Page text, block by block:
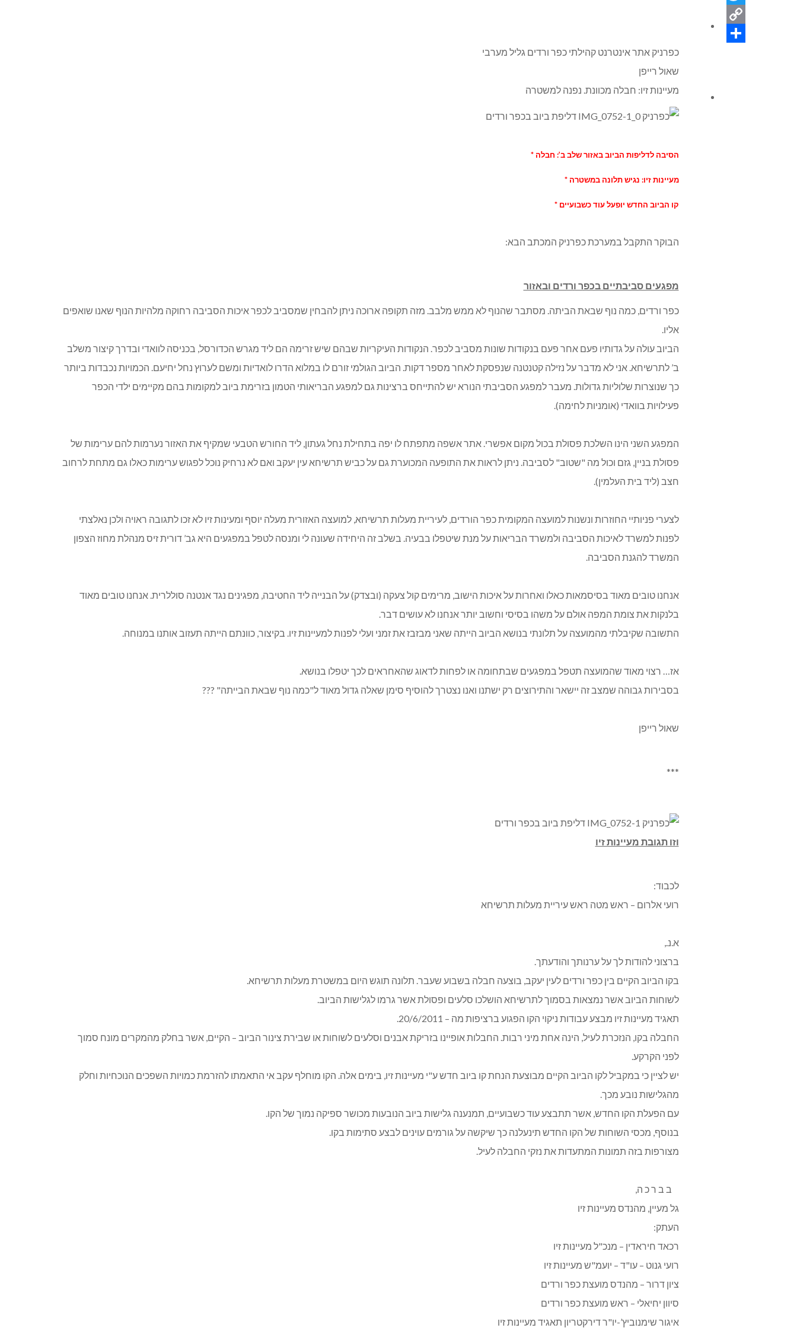
צור קשר
Twitter
Copy
כפרניק אתר אינטרנט קהילתי כפר ורדים גליל מערבי
שאול רייפן
מעיינות זיו: חבלה מכוונת. נפנה למשטרה
הסיבה לדליפות הביוב באזור שלב ב’: חבלה *
מעיינות זיו: נגיש תלונה במשטרה *
קו הביוב החדש יופעל עוד כשבועיים *
הבוקר התקבל במערכת כפרניק המכתב הבא:
מפגעים סביבתיים בכפר ורדים ובאזור
כפר ורדים, כמה נוף שבאת הביתה. מסתבר שהנוף לא ממש מלבב. מזה תקופה ארוכה ניתן להבחין שמסביב לכפר איכות הסביבה רחוקה מלהיות הנוף שאנו שואפים
אליו.
הביוב עולה על גדותיו פעם אחר פעם בנקודות שונות מסביב לכפר. הנקודות העיקריות שבהם שיש זרימה הם ליד מגרש הכדורסל, בכניסה לוואדי ובדרך קיצור משלב
ב’ לתרשיחא. אני לא מדבר על נזילה קטנטנה שנפסקת לאחר מספר דקות. הביוב הגולמי זורם לו במלוא הדרו לואדיות ומשם לערוץ נחל יחיעם. הכמויות נכבדות ביותר
כך שנוצרות שלוליות גדולות. מעבר למפגע הסביבתי הנורא יש להתייחס ברצינות גם למפגע הבריאותי הטמון בזרימת ביוב למקומות בהם מקיימים ילדי הכפר
פעילויות בוואדי (אומניות לחימה).
המפגע השני הינו השלכת פסולת בכול מקום אפשרי. אתר אשפה מתפתח לו יפה בתחילת נחל געתון, ליד החורש הטבעי שמקיף את האזור נערמות להם ערימות של
פסולת בניין, גזם וכול מה "שטוב" לסביבה. ניתן לראות את התופעה המכוערת גם על כביש תרשיחא עין יעקב ואם לא נרחיק נוכל לפגוש ערימות כאלו גם מתחת לרחוב
חצב (ליד בית העלמין).
לצערי פניותיי החוזרות ונשנות למועצה המקומית כפר הורדים, לעיריית מעלות תרשיחא, למועצה האזורית מעלה יוסף ומעינות זיו לא זכו לתגובה ראויה ולכן נאלצתי
לפנות למשרד לאיכות הסביבה ולמשרד הבריאות על מנת שיטפלו בבעיה. בשלב זה היחידה שעונה לי ומנסה לטפל במפגעים היא גב’ דורית זיס מנהלת מחוז הצפון
המשרד להגנת הסביבה.
אנחנו טובים מאוד בסיסמאות כאלו ואחרות על איכות הישוב, מרימים קול צעקה (ובצדק) על הבנייה ליד החטיבה, מפגינים נגד אנטנה סוללרית. אנחנו טובים מאוד
בלנקות את צומת המפה אולם על משהו בסיסי וחשוב יותר אנחנו לא עושים דבר.
התשובה שקיבלתי מהמועצה על תלונתי בנושא הביוב הייתה שאני מבזבז את זמני ועלי לפנות למעיינות זיו. בקיצור, כוונתם הייתה תעזוב אותנו במנוחה.
אז… רצוי מאוד שהמועצה תטפל במפגעים שבתחומה או לפחות לדאוג שהאחראים לכך יטפלו בנושא.
בסבירות גבוהה שמצב זה יישאר והתירוצים רק ישתנו ואנו נצטרך להוסיף סימן שאלה גדול מאוד ל"כמה נוף שבאת הבייתה" ???
שאול רייפן
***
וזו תגובת מעיינות זיו
לכבוד:
רועי אלרום – ראש מטה ראש עיריית מעלות תרשיחא
א.נ.,
ברצוני להודות לך על ערנותך והודעתך.
בקו הביוב הקיים בין כפר ורדים לעין יעקב, בוצעה חבלה בשבוע שעבר. תלונה תוגש היום במשטרת מעלות תרשיחא.
לשוחות הביוב אשר נמצאות בסמוך לתרשיחא הושלכו סלעים ופסולת אשר גרמו לגלישות הביוב.
תאגיד מעיינות זיו מבצע עבודות ניקוי הקו הפגוע ברציפות מה – 20/6/2011.
החבלה בקו, הנזכרת לעיל, הינה אחת מיני רבות. החבלות אופיינו בזריקת אבנים וסלעים לשוחות או שבירת צינור הביוב – הקיים, אשר בחלק מהמקרים מונח סמוך
לפני הקרקע.
יש לציין כי במקביל לקו הביוב הקיים מבוצעת הנחת קו ביוב חדש ע"י מעיינות זיו, בימים אלה. הקו מוחלף עקב אי התאמתו להזרמת כמויות השפכים הנוכחיות וחלק
מהגלישות נובע מכך.
עם הפעלת הקו החדש, אשר תתבצע עוד כשבועיים, תמנענה גלישות ביוב הנובעות מכושר ספיקה נמוך של הקו.
בנוסף, מכסי השוחות של הקו החדש תינעלנה כך שיקשה על גורמים עוינים לבצע סתימות בקו.
מצורפות בזה תמונות המתעדות את נזקי החבלה לעיל.
ב ב ר כ ה,
גל מעיין, מהנדס מעיינות זיו
העתק:
רכאד חיראדין – מנכ"ל מעיינות זיו
רועי גנוט – עו"ד – יועמ"ש מעיינות זיו
ציון דרור – מהנדס מועצת כפר ורדים
סיוון יחיאלי – ראש מועצת כפר ורדים
איגור שימנוביץ’-יו"ר דירקטריון תאגיד מעיינות זיו